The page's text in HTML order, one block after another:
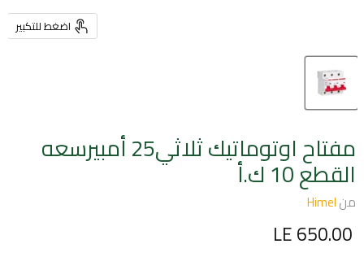
اضغط للتكبير
مفتاح اوتوماتيك ثلاثي25 أمبيرسعه
القطع 10 ك.أ
منHimel
السعر الحالي
LE 650.00